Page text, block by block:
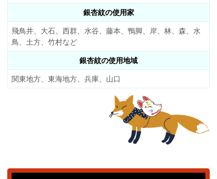
銀杏紋の使用家
飛鳥井、大石、西群、水谷、藤本、鴨脚、岸、林、森、水
鳥、土方、竹村など
銀杏紋の使用地域
関東地方、東海地方、兵庫、山口